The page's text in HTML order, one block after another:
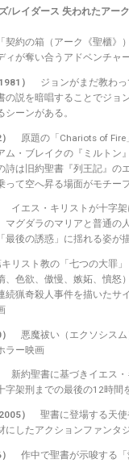
/レイダース 失われたアーク
契約の箱（アーク《聖櫃》
ィが奪い合うアドベンチャ
）
ジョンがまだ教わ
の説を暗唱することでジョ
シーンがある。
原題の「Chariots of Fire
ム・ブレイクの『ミルトン
詩は旧約聖書『列王記』の
って空へ昇る場面がモチー
イエス・キリストが十字
マグダラのマリアと普通の
最後の誘惑」に揺れる姿が
リスト教の「七つの大罪
、色欲、傲慢、嫉妬、憤怒
続猟奇殺人事件を描いたサ
悪魔祓い（エクソシス
ラー映画
新約聖書に基づきイエス
字架刑までの最後の12時間
）
聖書に登場する天
にしたアクションファンタ
作中で聖書が示唆する